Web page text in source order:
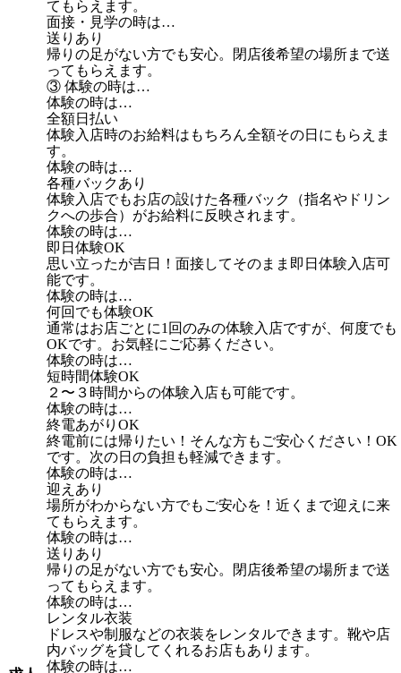
てもらえます。
面接・見学の時は…
送りあり
帰りの足がない方でも安心。閉店後希望の場所まで送
ってもらえます。
③ 体験の時は…
体験の時は…
全額日払い
体験入店時のお給料はもちろん全額その日にもらえま
す。
体験の時は…
各種バックあり
体験入店でもお店の設けた各種バック（指名やドリン
クへの歩合）がお給料に反映されます。
体験の時は…
即日体験OK
思い立ったが吉日！面接してそのまま即日体験入店可
能です。
体験の時は…
何回でも体験OK
通常はお店ごとに1回のみの体験入店ですが、何度でも
OKです。お気軽にご応募ください。
体験の時は…
短時間体験OK
２〜３時間からの体験入店も可能です。
体験の時は…
終電あがりOK
終電前には帰りたい！そんな方もご安心ください！OK
です。次の日の負担も軽減できます。
体験の時は…
迎えあり
場所がわからない方でもご安心を！近くまで迎えに来
てもらえます。
体験の時は…
送りあり
帰りの足がない方でも安心。閉店後希望の場所まで送
ってもらえます。
体験の時は…
レンタル衣装
ドレスや制服などの衣装をレンタルできます。靴や店
内バッグを貸してくれるお店もあります。
体験の時は…